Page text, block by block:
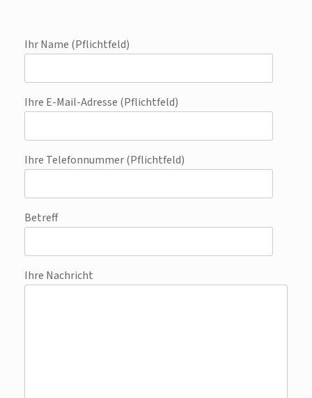
Ihr Name (Pflichtfeld)
Ihre E-Mail-Adresse (Pflichtfeld)
Ihre Telefonnummer (Pflichtfeld)
Betreff
Ihre Nachricht